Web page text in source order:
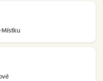
Místku